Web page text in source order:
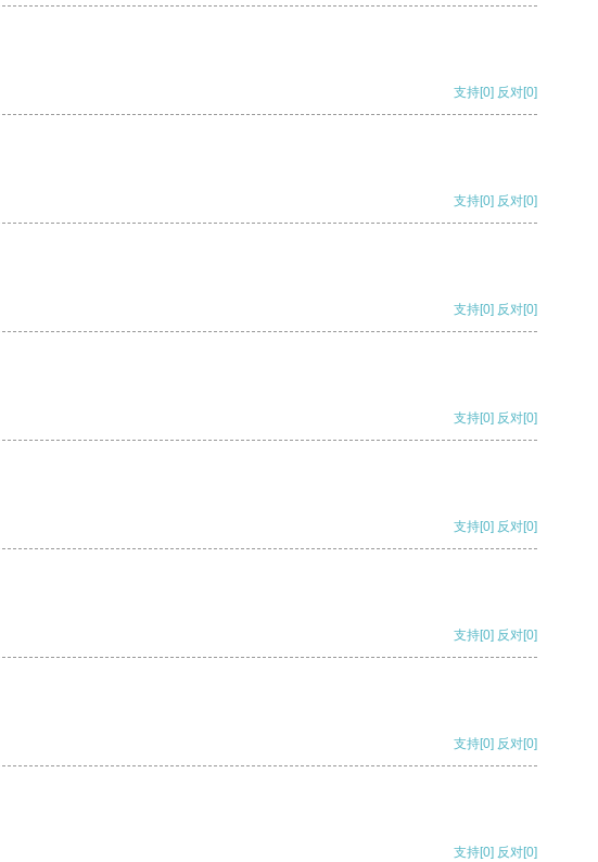
支持[0] 反对[0]
支持[0] 反对[0]
支持[0] 反对[0]
支持[0] 反对[0]
支持[0] 反对[0]
支持[0] 反对[0]
支持[0] 反对[0]
支持[0] 反对[0]